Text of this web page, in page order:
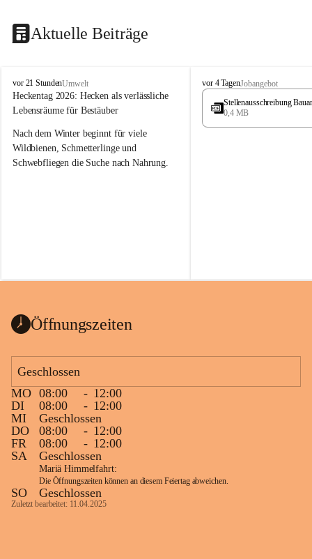
Aktuelle Beiträge
S
t
ö
s
i
n
vor 21 StundenUmwelt
Heckentag 2026: Hecken als verlässliche
Lebensräume für Bestäuber
Nach dem Winter beginnt für viele
Wildbienen, Schmetterlinge und
Schwebfliegen die Suche nach Nahrung.
können ab 1. September wieder heimische
Vielfalt in Gärten bringen und zugleich
Wie wichtig Hecken sind zeigt das
österreichweite Forschungsprojekt
„Heckenleben“ des Vereins Regionale
Gehölzvermehrung. Die Untersuchungen
machen deutlich, dass Bestäuber auf ein
möglichst durchgehendes
Nahrungsangebot angewiesen sind.
Heimische Hecken können
Versorgungslücken schließen, weil
unterschiedliche Gehölzarten zu
S
t
s
vor 4 TagenJobangebot
Stellenausschreibung
0,4 MB
Öffnungszeiten
Geschlossen
MO 08:00 - 12:00
DI
08:00 - 12:00
MI
Geschlossen
DO
08:00 - 12:00
FR
08:00 - 12:00
SA
Geschlossen
Mariä Himmelfahrt:
Die Öffnungszeiten können an diesem Feiertag abweichen.
SO Geschlossen
Zuletzt bearbeitet: 11.04.2025